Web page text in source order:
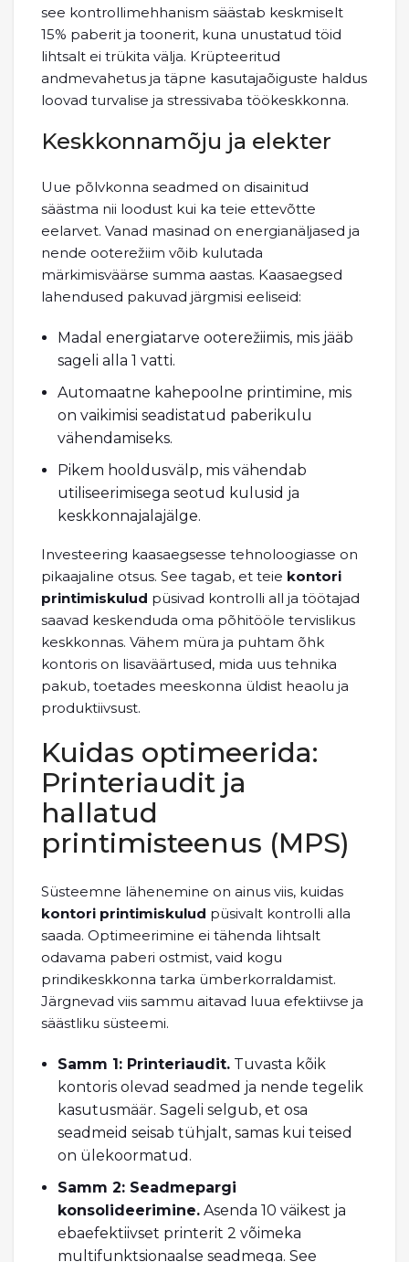
see kontrollimehhanism säästab keskmiselt
15% paberit ja toonerit, kuna unustatud töid
lihtsalt ei trükita välja. Krüpteeritud
andmevahetus ja täpne kasutajaõiguste haldus
loovad turvalise ja stressivaba töökeskkonna.
Keskkonnamõju ja elekter
Uue põlvkonna seadmed on disainitud
säästma nii loodust kui ka teie ettevõtte
eelarvet. Vanad masinad on energianäljased ja
nende ooterežiim võib kulutada
märkimisväärse summa aastas. Kaasaegsed
lahendused pakuvad järgmisi eeliseid:
Madal energiatarve ooterežiimis, mis jääb
sageli alla 1 vatti.
Automaatne kahepoolne printimine, mis
on vaikimisi seadistatud paberikulu
vähendamiseks.
Pikem hooldusvälp, mis vähendab
utiliseerimisega seotud kulusid ja
keskkonnajalajälge.
Investeering kaasaegsesse tehnoloogiasse on
pikaajaline otsus. See tagab, et teie kontori
printimiskulud püsivad kontrolli all ja töötajad
saavad keskenduda oma põhitööle tervislikus
keskkonnas. Vähem müra ja puhtam õhk
kontoris on lisaväärtused, mida uus tehnika
pakub, toetades meeskonna üldist heaolu ja
produktiivsust.
Kuidas optimeerida:
Printeriaudit ja
hallatud
printimisteenus (MPS)
Süsteemne lähenemine on ainus viis, kuidas
kontori printimiskulud püsivalt kontrolli alla
saada. Optimeerimine ei tähenda lihtsalt
odavama paberi ostmist, vaid kogu
prindikeskkonna tarka ümberkorraldamist.
Järgnevad viis sammu aitavad luua efektiivse ja
säästliku süsteemi.
Samm 1: Printeriaudit. Tuvasta kõik
kontoris olevad seadmed ja nende tegelik
kasutusmäär. Sageli selgub, et osa
seadmeid seisab tühjalt, samas kui teised
on ülekoormatud.
Samm 2: Seadmepargi
konsolideerimine. Asenda 10 väikest ja
ebaefektiivset printerit 2 võimeka
multifunktsionaalse seadmega. See